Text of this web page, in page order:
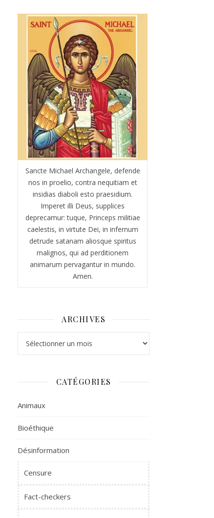
Sancte Michael Archangele, defende
nos in proelio, contra nequitiam et
insidias diaboli esto praesidium.
Imperet illi Deus, supplices
deprecamur: tuque, Princeps militiae
caelestis, in virtute Dei, in infernum
detrude satanam aliosque spiritus
malignos, qui ad perditionem
animarum pervagantur in mundo.
Amen.
ARCHIVES
CATÉGORIES
Animaux
Bioéthique
Désinformation
Censure
Fact-checkers